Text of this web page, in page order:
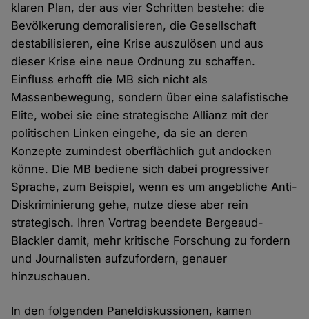
klaren Plan, der aus vier Schritten bestehe: die
Bevölkerung demoralisieren, die Gesellschaft
destabilisieren, eine Krise auszulösen und aus
dieser Krise eine neue Ordnung zu schaffen.
Einfluss erhofft die MB sich nicht als
Massenbewegung, sondern über eine salafistische
Elite, wobei sie eine strategische Allianz mit der
politischen Linken eingehe, da sie an deren
Konzepte zumindest oberflächlich gut andocken
könne. Die MB bediene sich dabei progressiver
Sprache, zum Beispiel, wenn es um angebliche Anti-
Diskriminierung gehe, nutze diese aber rein
strategisch. Ihren Vortrag beendete Bergeaud-
Blackler damit, mehr kritische Forschung zu fordern
und Journalisten aufzufordern, genauer
hinzuschauen.
In den folgenden Paneldiskussionen, kamen